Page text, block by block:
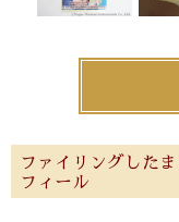
ファイリングした
フィール